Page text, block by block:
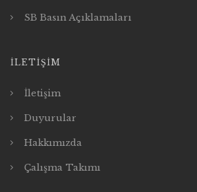
SB Basın Açıklamaları
İLETIŞIM
İletişim
Duyurular
Hakkımızda
Çalışma Takımı